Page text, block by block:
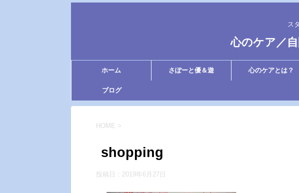
ス
心のケア／
ホーム さぽーと優＆遊 心のケアとは？
ブログ
HOME >
shopping
投稿日： 2019年6月27日